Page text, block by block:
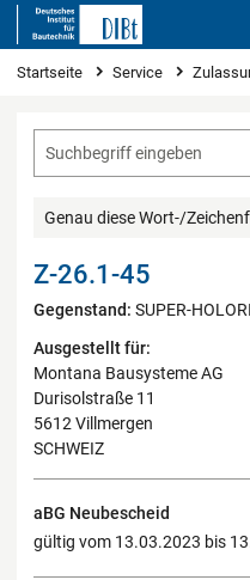
Sie sind hier
Startseite Service
Genau diese Wort-/
Z-26.1-45
Gegenstand: SUPER-
Ausgestellt für:
Montana Bausysteme AG
Durisolstraße 11
5612 Villmergen
SCHWEIZ
aBG Neubescheid
gültig vom 13.03.2023 bis